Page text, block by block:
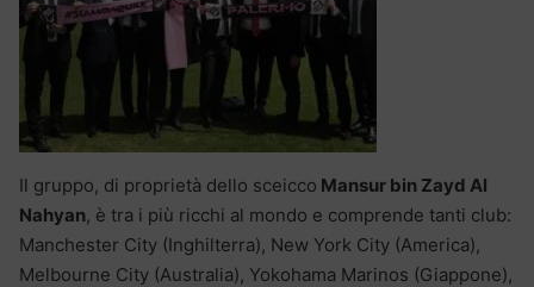
Il gruppo, di proprietà dello sceicco Mansur bin Zayd Al
Nahyan, è tra i più ricchi al mondo e comprende tanti club:
Manchester City (Inghilterra), New York City (America),
Melbourne City (Australia), Yokohama Marinos (Giappone),